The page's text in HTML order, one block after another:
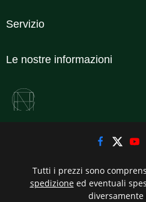
Servizio
Le nostre informazioni
Tutti i prezzi sono
spedizioneed eventuali